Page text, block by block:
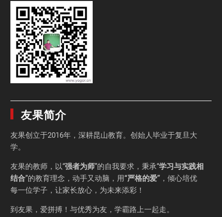
友果简介
友果创立于2016年，深耕昆山教育。创始人毕业于复旦大
学。
友果的教师，以“强者为师”的自我要求，秉承“学习与实践相
结合”的教育理念，动手又动脑，用“严格的爱” ，倾心培优
每一位学子，让家长放心，为未来添彩！
到友果，爱拼搏！与优秀为友，学霸路上一起走。